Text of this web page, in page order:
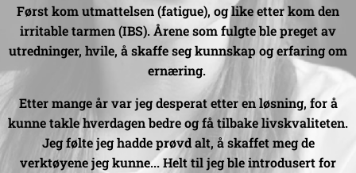
Først kom utmattelsen (fatigue), og like etter kom den
irritable tarmen (IBS). Årene som fulgte ble preget av
utredninger, hvile, å skaffe seg kunnskap og erfaring om
ernæring.
Etter mange år var jeg desperat etter en løsning, for å
kunne takle hverdagen bedre og få tilbake livskvaliteten.
Jeg følte jeg hadde prøvd alt, å skaffet meg de
verktøyene jeg kunne... Helt til jeg ble introdusert for